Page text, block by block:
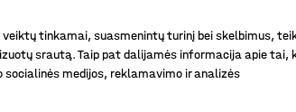
Prekės kodas:
Aukšta
veiktų tinkamai, suasmenintų turinį bei skelbimus,
srautą. Taip pat dalijamės informacija apie tai,
medijos, reklamavimo ir analizės